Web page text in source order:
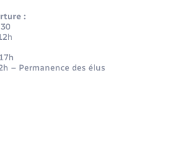
:
– Permanence des élus